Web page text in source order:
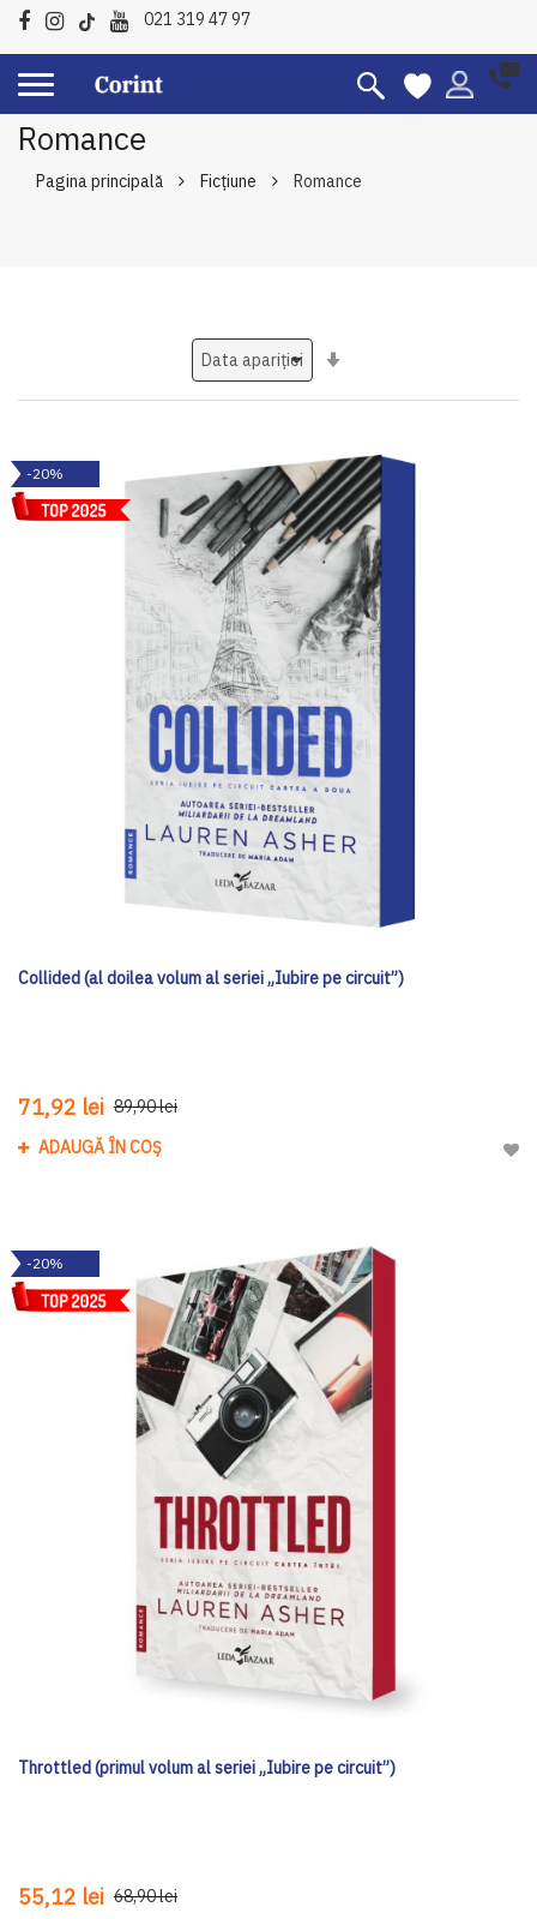
021 319 47 97
Romance
Pagina principală Ficțiune Romance
-20%
Collided (al doilea volum al seriei „Iubire pe circuit”)
71,92 lei 89,90 lei
ADAUGĂ ÎN COȘ
-20%
Throttled (primul volum al seriei „Iubire pe circuit”)
55,12 lei 68,90 lei